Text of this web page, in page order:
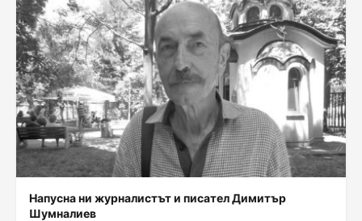
Напусна ни журналистът и писател Димитър
Шумналиев